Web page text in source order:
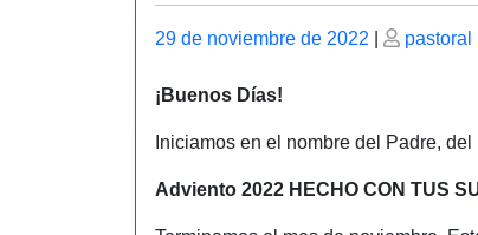
Publicado
29 de noviembre de 2022
Publicado
pastoral
¡Buenos Días!
Iniciamos en el nombre del Padre,
Adviento 2022 HECHO CON TUS